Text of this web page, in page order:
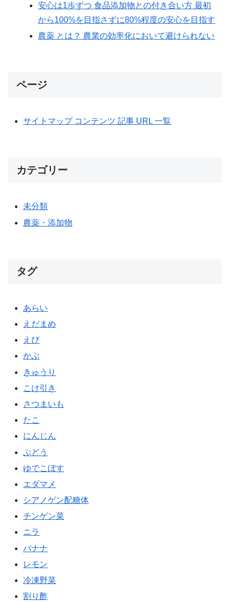
安心は1歩ずつ 食品添加物との付き合い方 最初
から100%を目指さずに80%程度の安心を目指す
農薬 とは？ 農業の効率化において避けられない
ページ
サイトマップ コンテンツ 記事 URL 一覧
カテゴリー
未分類
農薬・添加物
タグ
あらい
えだまめ
えび
かぶ
きゅうり
こけ引き
さつまいも
たこ
にんじん
ぶどう
ゆでこぼす
エダマメ
シアノゲン配糖体
チンゲン菜
ニラ
バナナ
レモン
冷凍野菜
割り酢